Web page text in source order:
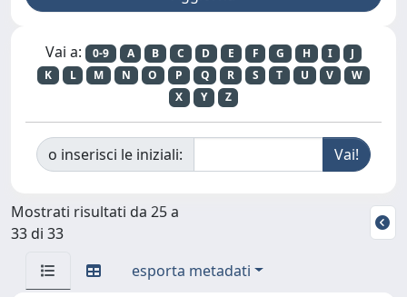
Vai a: 0-9 A B C D E F G H I
J
K
L M N O P Q R S T U V
W
X
Y Z
o inserisci le iniziali:
Mostrati risultati da 25 a
33 di 33
esporta metadati